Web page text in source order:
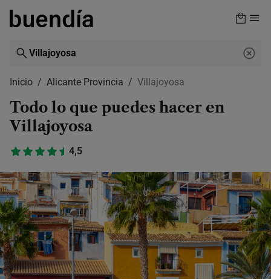
Skip
content
Inicio Alicante Provincia Villajoyosa
Todo lo que puedes hacer en
Villajoyosa
4,5